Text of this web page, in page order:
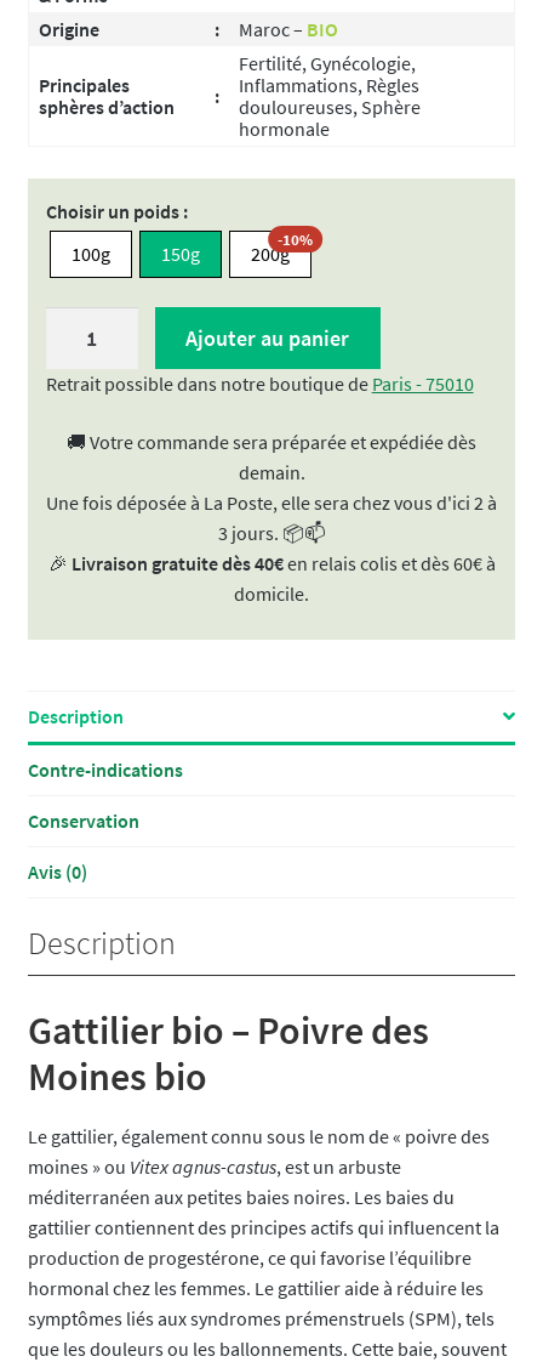
Origine
: Maroc – BIO
Principales
sphères d’action
:
Fertilité, Gynécologie,
Inflammations, Règles
douloureuses, Sphère
hormonale
Choisir un poids :
100g
150g 200g
-10%
Gattilier
Poivre
Moines
Ajouter au panier
Retrait possible dans notre boutique de Paris - 75010
🚚 Votre commande sera préparée et expédiée dès
demain.
Une fois déposée à La Poste, elle sera chez vous d'ici 2 à
3 jours. 📦📫
🎉 Livraison gratuite dès 40€en relais colis et dès 60€ à
domicile.
Description
Contre-indications
Conservation
Avis (0)
Description
Gattilier bio – Poivre des
Moines bio
Le gattilier, également connu sous le nom de « poivre des
moines » ou Vitex agnus-castus, est un arbuste
méditerranéen aux petites baies noires. Les baies du
gattilier contiennent des principes actifs qui influencent la
production de progestérone, ce qui favorise l’équilibre
hormonal chez les femmes. Le gattilier aide à réduire les
symptômes liés aux syndromes prémenstruels (SPM), tels
que les douleurs ou les ballonnements. Cette baie, souvent